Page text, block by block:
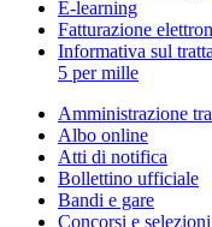
E-learning
Fatturazione
Informativa sul
5 per mille
Amministrazione
Albo online
Atti di notifica
Bollettino ufficiale
Bandi e gare
Concorsi e selezioni